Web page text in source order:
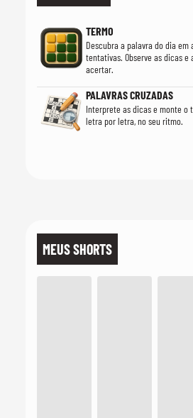
TERMO
Descubra a palavra do dia em
tentativas. Observe as dicas e
acertar.
PALAVRAS CRUZADAS
Interprete as dicas e monte o
letra por letra, no seu ritmo.
MEUS SHORTS